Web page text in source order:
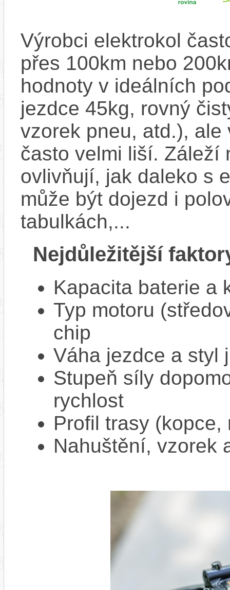
Výrobci elektrokol
přes 100km nebo
hodnoty v ideálních
jezdce 45kg, rovný
vzorek pneu, atd.),
často velmi liší. Záleží
ovlivňují, jak daleko s
může být dojezd i
tabulkách,...
Nejdůležitější
Kapacita baterie a
Typ motoru
chip
Váha jezdce a styl
Stupeň síly
rychlost
Profil trasy
Nahuštění, vzorek